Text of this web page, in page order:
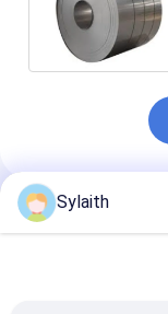
Prodotti
Sylaith